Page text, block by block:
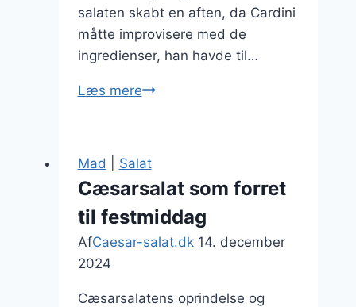
salaten skabt en aften, da Cardini
måtte improvisere med de
ingredienser, han havde til…
Læs mereCæsarsalat
krydret
kylling
Mad Salat
Cæsarsalat som forret
til festmiddag
AfCaesar-salat.dk 14. december
2024
Cæsarsalatens oprindelse og